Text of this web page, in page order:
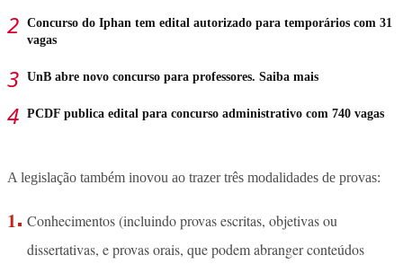
Concurso do Iphan tem edital autorizado para temporários com 31
vagas
UnB abre novo concurso para professores. Saiba mais
PCDF publica edital para concurso administrativo com 740 vagas
A legislação também inovou ao trazer três modalidades de provas:
Conhecimentos (incluindo provas escritas, objetivas ou
dissertativas, e provas orais, que podem abranger conteúdos